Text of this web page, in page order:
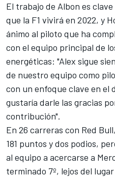
El trabajo de Albon es
que la F1 vivirá en 2022, y
ánimo al piloto que ha
con el equipo principal de
energéticas: "Alex sigue
de nuestro equipo como
con un enfoque clave en el
gustaría darle las gracias
contribución".
En 26 carreras con Red
181 puntos y dos podios,
al equipo a acercarse a
terminado 7º, lejos del